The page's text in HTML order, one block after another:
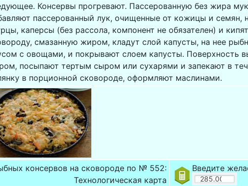
Консервы прогревают. Пассерованную без жира
пассерованный лук, очищенные от кожицы и семян,
каперсы (без рассола, компонент не обязателен) и
смазанную жиром, кладут слой капусты, на нее
с овощами, и покрывают слоем капусты. Поверхность
посыпают тертым сыром или сухарями и запекают в
в порционной сковороде, оформляют маслинами.
консервов на сковороде по № 552:
Технологическая карта
Введите